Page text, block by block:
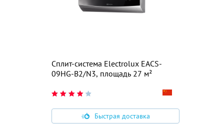
Сплит-система Electrolux EACS-
09HG-B2/N3, площадь 27 м²
Быстрая доставка